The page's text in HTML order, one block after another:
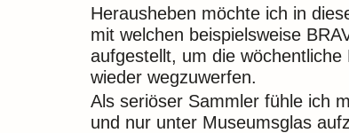
Herausheben möchte ich in
mit welchen beispielsweise
aufgestellt, um die
wieder wegzuwerfen.
Als seriöser Sammler fühle ich
und nur unter Museumsglas